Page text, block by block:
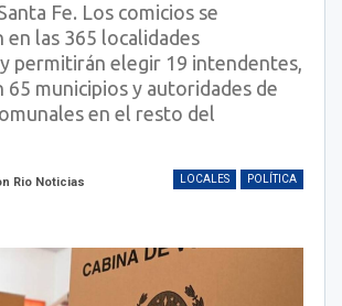
Fe. Los comicios se
en las 365 localidades
permitirán elegir 19 intendentes,
65 municipios y autoridades de
en el resto del
LOCALES POLÍTICA
Rio Noticias